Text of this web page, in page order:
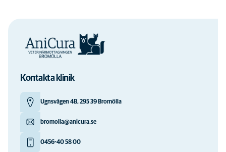
Kontakta klinik
Ugnsvägen 4B, 295 39 Bromölla
bromolla@anicura.se
0456-40 58 00